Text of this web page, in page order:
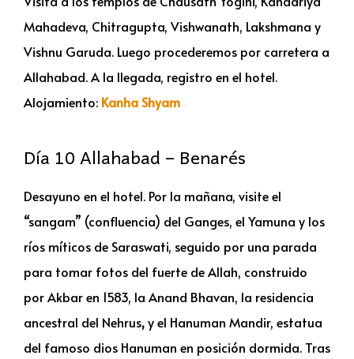
Mahadeva, Chitragupta, Vishwanath, Lakshmana y
Vishnu Garuda. Luego procederemos por carretera a
Allahabad. A la llegada, registro en el hotel.
Alojamiento: Kanha Shyam
Día 10 Allahabad – Benarés
Desayuno en el hotel. Por la mañana, visite el
“sangam” (confluencia) del Ganges, el Yamuna y los
ríos míticos de Saraswati, seguido por una parada
para tomar fotos del fuerte de Allah, construido
por Akbar en 1583, la Anand Bhavan, la residencia
ancestral del Nehrus,y el Hanuman Mandir, estatua
del famoso dios Hanuman en posición dormida. Tras